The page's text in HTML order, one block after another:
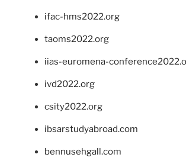
ifac-hms2022.org
taoms2022.org
iias-euromena-
ivd2022.org
csity2022.org
ibsarstudyabroad.com
bennusehgall.com